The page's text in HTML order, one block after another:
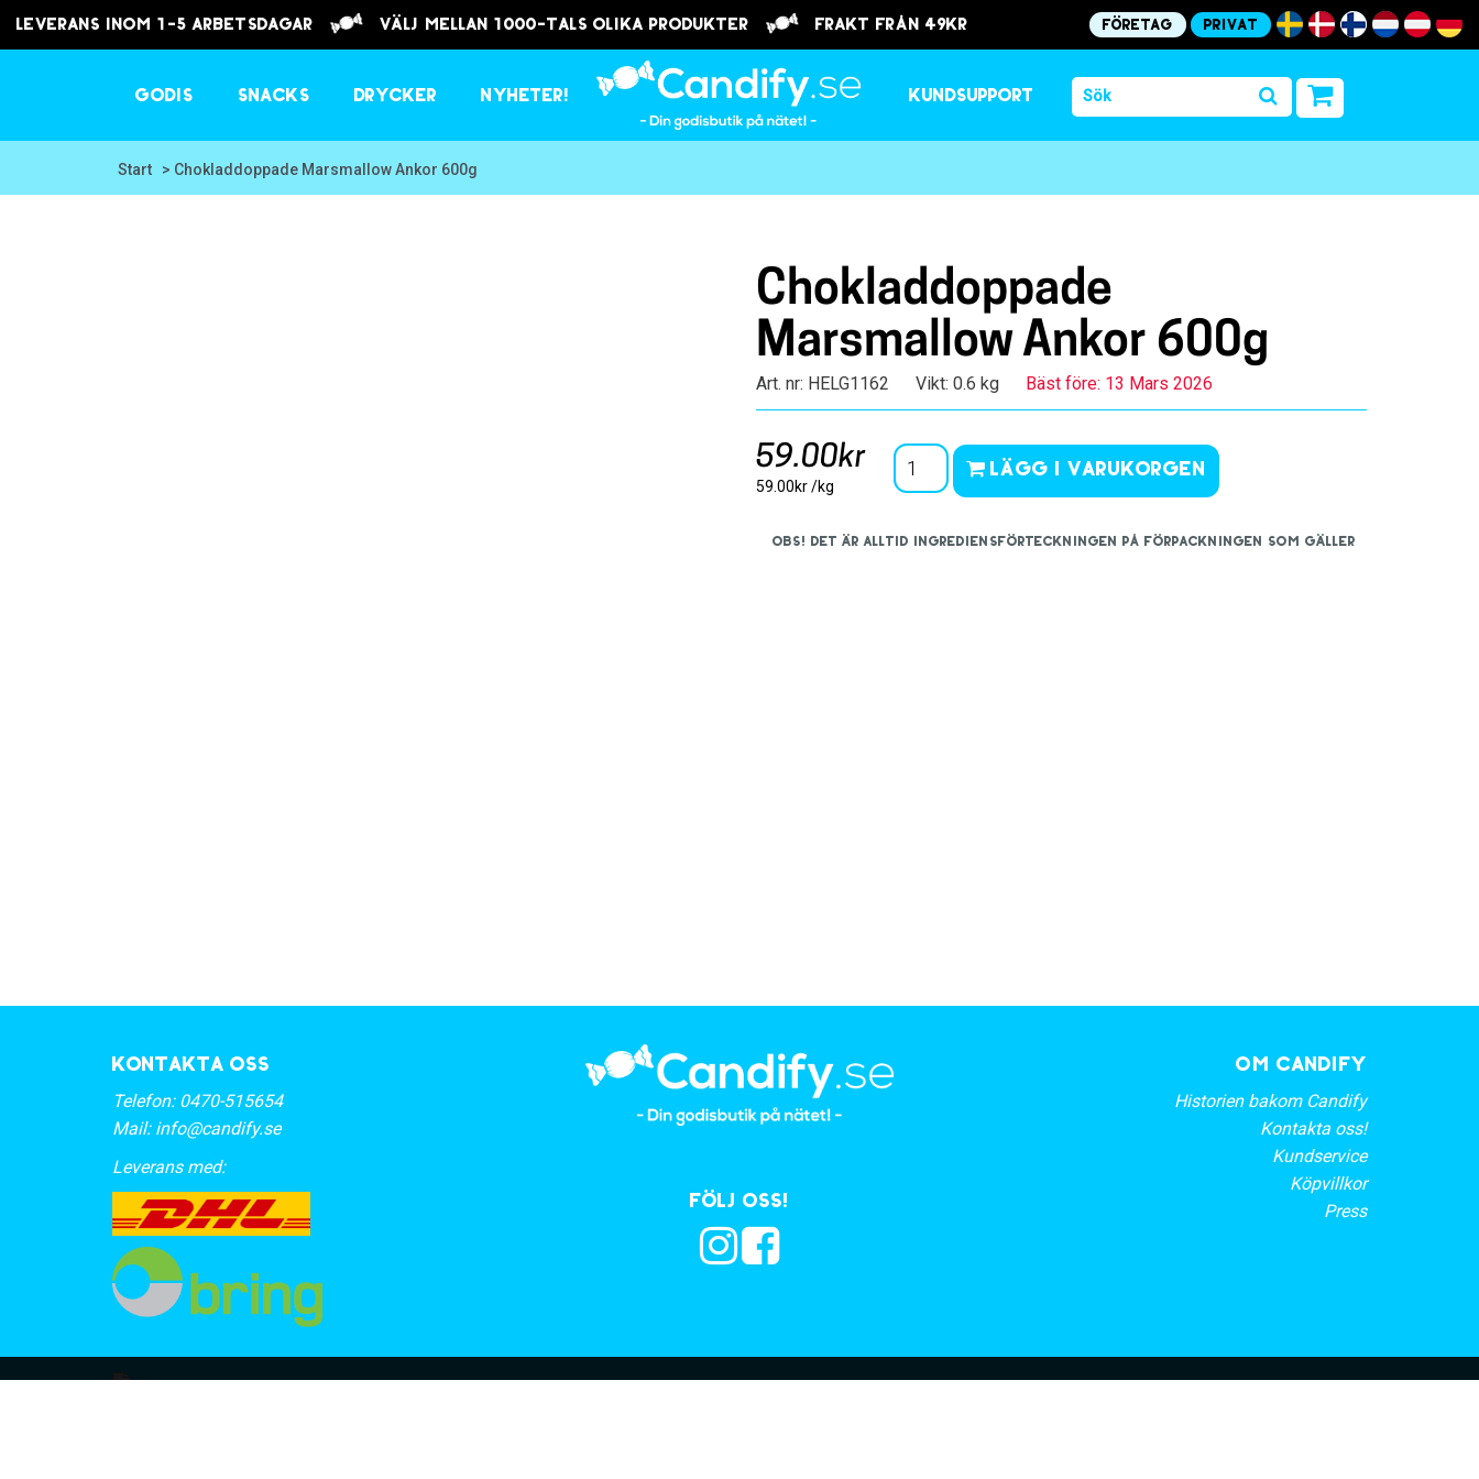
Leverans inom 1-5 arbetsdagar välj mellan 1000-tals olika produkter frakt från 49kr Företag Privat
Godis Snacks Drycker Nyheter! Kundsupport
Start > Chokladdoppade Marsmallow Ankor 600g
Chokladdoppade
Marsmallow Ankor 600g
Art. nr: HELG1162 Vikt: 0.6 kg Bäst före: 13 Mars 2026
59.00kr
59.00kr /kg
Lägg i varukorgen
OBS! Det är alltid ingrediensförteckningen på förpackningen som gäller
Kontakta oss
Telefon: 0470-515654
Mail: info@candify.se
Leverans med:
Följ oss!
OM CANDIFY
Historien bakom Candify
Kontakta oss!
Kundservice
Köpvillkor
Press